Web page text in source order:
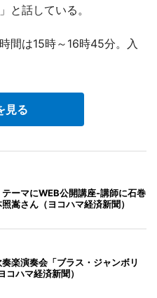
と話している。
間は15時～16時45分。入
見る
テーマにWEB公開講座-講師に石巻
嵩さん（ヨコハマ経済新聞）
楽演奏会「ブラス・ジャンボリ
ハマ経済新聞）